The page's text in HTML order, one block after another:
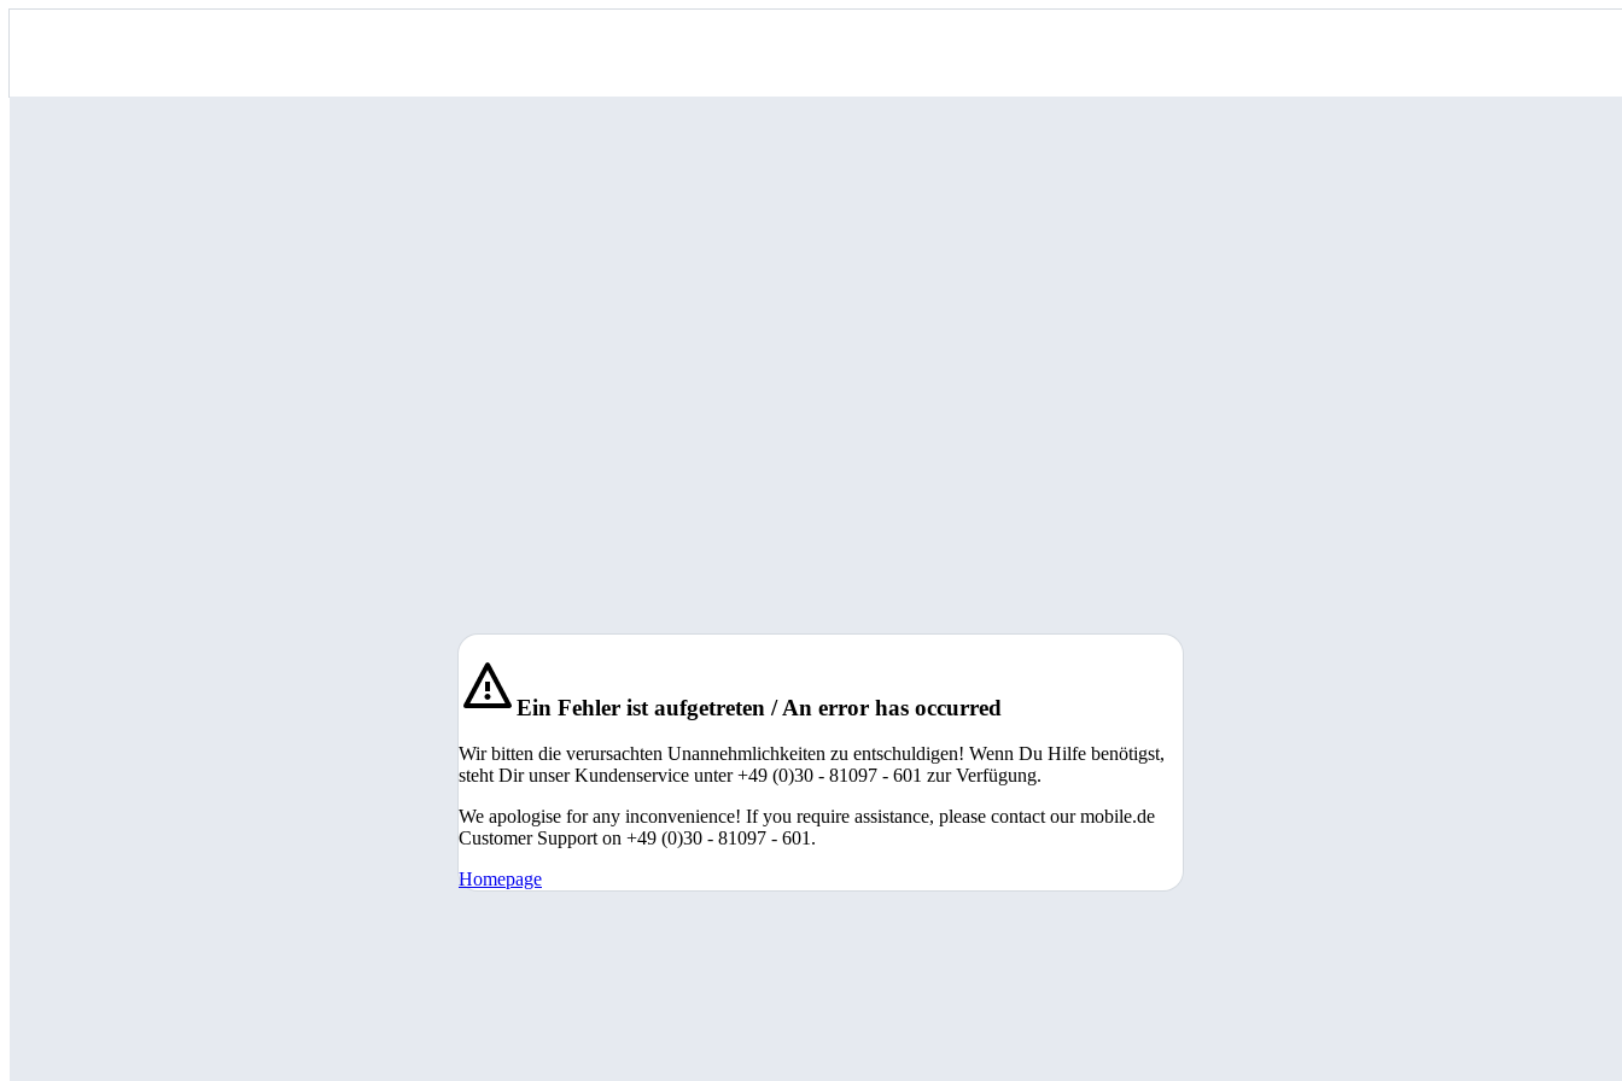
Ein Fehler ist aufgetreten / An error has occurred
Wir bitten die verursachten Unannehmlichkeiten zu entschuldigen! Wenn Du Hilfe benötigst,
steht Dir unser Kundenservice unter +49 (0)30 - 81097 - 601 zur Verfügung.
We apologise for any inconvenience! If you require assistance, please contact our mobile.de
Customer Support on +49 (0)30 - 81097 - 601.
Homepage